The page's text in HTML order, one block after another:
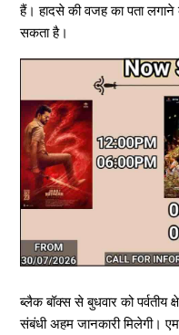
हैं। हादसे की वजह का पता लगाने
सकता है।
ब्लैक बॉक्स से बुधवार को
संबंधी अहम जानकारी मिलेगी।